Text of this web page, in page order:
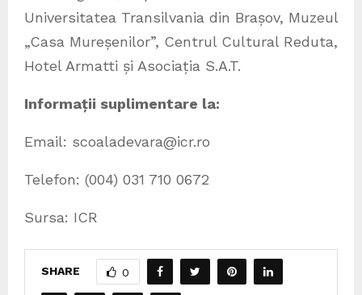
Universitatea Transilvania din Brașov, Muzeul
„Casa Mureșenilor”, Centrul Cultural Reduta,
Hotel Armatti și Asociația S.A.T.
Informații suplimentare la:
Email: scoaladevara@icr.ro
Telefon: (004) 031 710 0672
Sursa: ICR
SHARE 0